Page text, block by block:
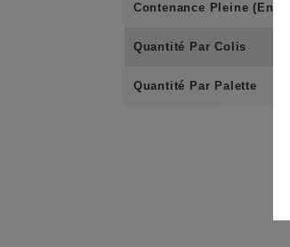
Contenance Pleine (En Cl)
Quantité Par Colis
Quantité Par Palette